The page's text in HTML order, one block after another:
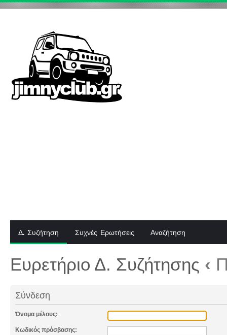
Δ. Συζήτηση Συχνές Ερωτήσεις Αναζήτηση
Ευρετήριο Δ. Συζήτησης ‹
Σύνδεση
Όνομα μέλους:
Κωδικός πρόσβασης: